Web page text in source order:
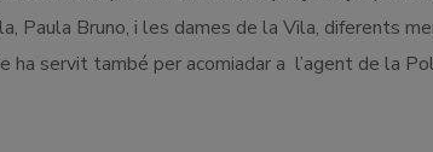
Paula Bruno, i les dames de la Vila, diferents
servit també per acomiadar a l’agent de la